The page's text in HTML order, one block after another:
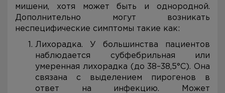
мишени, хотя может быть и однородной.
Дополнительно могут возникать
неспецифические симптомы такие как:
Лихорадка. У большинства пациентов
наблюдается субфебрильная или
умеренная лихорадка (до 38–38,5°C). Она
связана с выделением пирогенов в
ответ на инфекцию. Может